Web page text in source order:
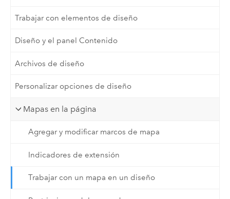
Trabajar con elementos de diseño
Diseño y el panel Contenido
Archivos de diseño
Personalizar opciones de diseño
Mapas en la página
Agregar y modificar marcos de mapa
Indicadores de extensión
Trabajar con un mapa en un diseño